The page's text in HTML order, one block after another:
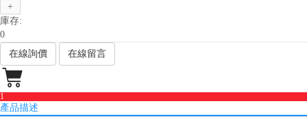
+
庫存:
0
在線詢價
在線留言

1
產品描述